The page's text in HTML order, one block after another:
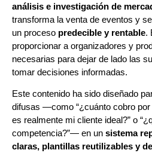
análisis e investigación de
transforma la venta de eventos y
un proceso predecible y rentable.
proporcionar a organizadores y
necesarias para dejar de lado las
tomar decisiones informadas.
Este contenido ha sido diseñado
difusas —como “¿cuánto cobro por
es realmente mi cliente ideal?” o
competencia?”— en un sistema
claras, plantillas reutilizables y